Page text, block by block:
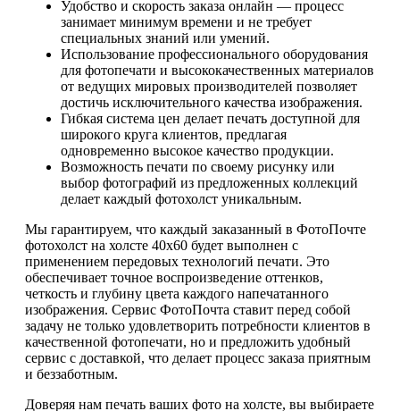
Удобство и скорость заказа онлайн — процесс
занимает минимум времени и не требует
специальных знаний или умений.
Использование профессионального оборудования
для фотопечати и высококачественных материалов
от ведущих мировых производителей позволяет
достичь исключительного качества изображения.
Гибкая система цен делает печать доступной для
широкого круга клиентов, предлагая
одновременно высокое качество продукции.
Возможность печати по своему рисунку или
выбор фотографий из предложенных коллекций
делает каждый фотохолст уникальным.
Мы гарантируем, что каждый заказанный в ФотоПочте
фотохолст на холсте 40х60 будет выполнен с
применением передовых технологий печати. Это
обеспечивает точное воспроизведение оттенков,
четкость и глубину цвета каждого напечатанного
изображения. Сервис ФотоПочта ставит перед собой
задачу не только удовлетворить потребности клиентов в
качественной фотопечати, но и предложить удобный
сервис с доставкой, что делает процесс заказа приятным
и беззаботным.
Доверяя нам печать ваших фото на холсте, вы выбираете